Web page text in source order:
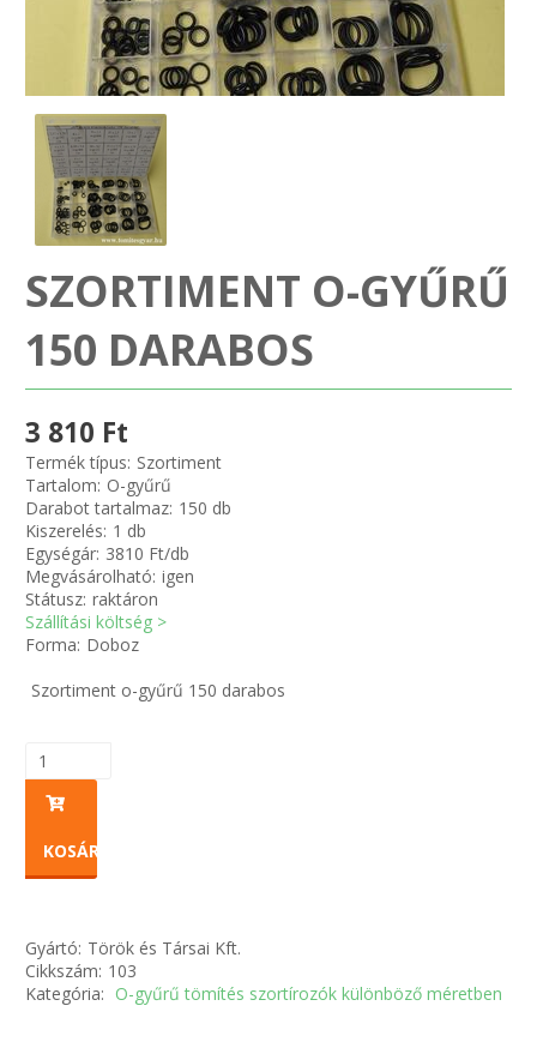
SZEMÉLY GÉPJÁRMŰ TÖMÍTÉS
KOMPRESSZOR-SZIVATTYÚ TÖMÍTÉS
RÉZ-ALUMÍNIUM ALÁTÉTEK LÁGYÍTVA
HOSCH IPARI RAGASZTÓ
O-GYŰRŰ
TÖMLŐBILINCS
Adatkezelés
SZORTIMENT O-GYŰRŰ
150 DARABOS
3 810 Ft
Termék típus: Szortiment
Tartalom: O-gyűrű
Darabot tartalmaz: 150 db
Kiszerelés: 1 db
Egységár: 3810 Ft/db
Megvásárolható: igen
Státusz: raktáron
Szállítási költség >
Forma: Doboz
Szortiment o-gyűrű 150 darabos
KOSÁRBA
Gyártó: Török és Társai Kft.
Cikkszám: 103
Kategória: O-gyűrű tömítés szortírozók különböző méretben